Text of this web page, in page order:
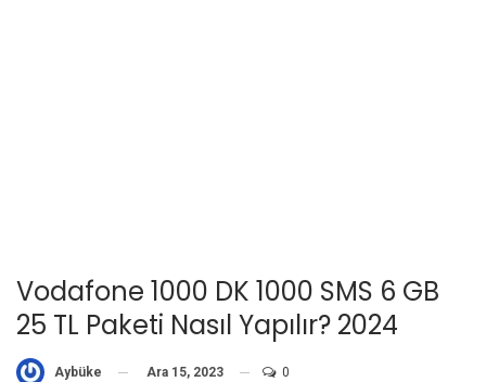
Vodafone 1000 DK 1000 SMS 6 GB
25 TL Paketi Nasıl Yapılır? 2024
Aybüke Ara 15, 2023 0